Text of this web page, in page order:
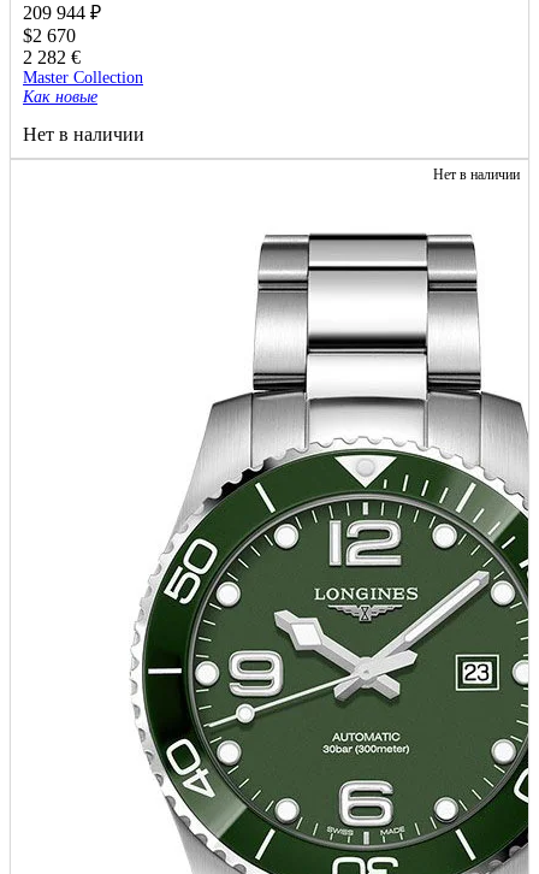
209 944 ₽
$2 670
2 282 €
Master Collection
Как новые
Нет в наличии
Нет в наличии